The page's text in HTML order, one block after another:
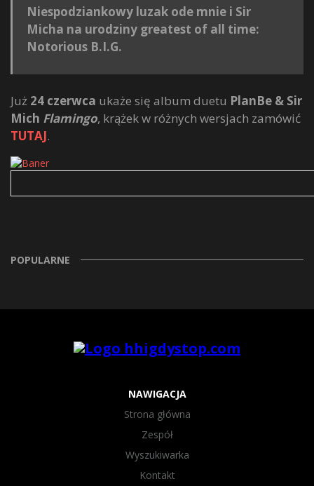
Niespodziankowy luzak ode mnie i Sir
Micha na urodziny greatest of all time:
Notorious B.I.G.
Już 24 czerwca ukaże się album duetu PlanBe & Sir
Mich Flamingo, krążek w różnych wersjach zamówić
TUTAJ.
POPULARNE
NAWIGACJA
Strona główna
Zespół
Wyszukiwarka
Kontakt